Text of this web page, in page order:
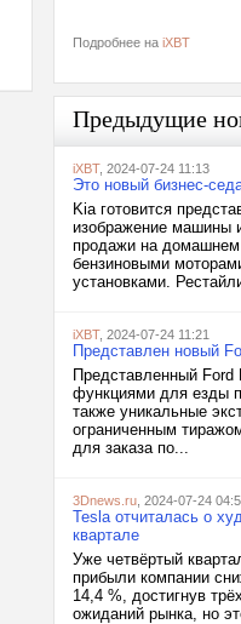
Подробнее на iXBT
Предыдущие
iXBT, 2024-07-24 11:13
Это новый бизнес-
Kia готовится
изображение машины
продажи на домашнем
бензиновыми
установками.
iXBT, 2024-07-24 11:21
Представлен новый
Представленный
функциями для езды
также уникальные
ограниченным
для заказа по...
3Dnews.ru , 2024-07-24
Tesla отчиталась о
квартале
Уже четвёртый
прибыли компании
14,4 %, достигнув
ожиданий рынка, но